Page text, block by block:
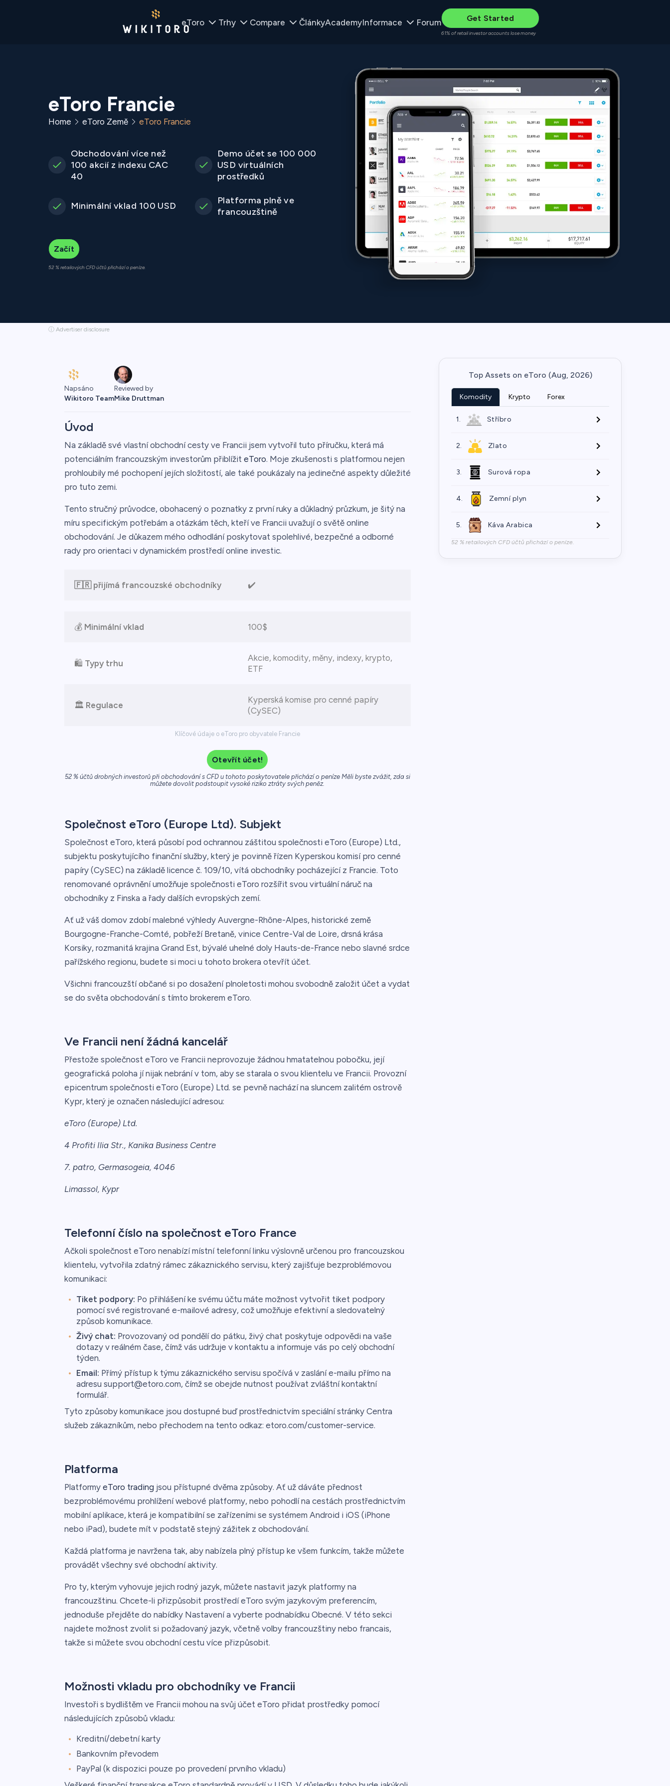
eToro Trhy Compare ČlánkyAcademyInformace Forum Get Started
61% of retail investor accounts lose money
eToro Francie
Home eToro Země eToro Francie
Obchodování více než
100 akcií z indexu CAC
40
Demo účet se 100 000
USD virtuálních
prostředků
Minimální vklad 100 USD
Platforma plně ve
francouzštině
Začít
52 % retailových CFD účtů přichází o peníze.
ⓘ Advertiser disclosure
Napsáno
Wikitoro Team
Reviewed by
Mike Druttman
Úvod
Na základě své vlastní obchodní cesty ve Francii jsem vytvořil tuto příručku, která má
potenciálním francouzským investorům přiblížit eToro. Moje zkušenosti s platformou nejen
prohloubily mé pochopení jejích složitostí, ale také poukázaly na jedinečné aspekty důležité
pro tuto zemi.
Tento stručný průvodce, obohacený o poznatky z první ruky a důkladný průzkum, je šitý na
míru specifickým potřebám a otázkám těch, kteří ve Francii uvažují o světě online
obchodování. Je důkazem mého odhodlání poskytovat spolehlivé, bezpečné a odborné
rady pro orientaci v dynamickém prostředí online investic.
Klíčové údaje o eToro pro obyvatele Francie
🇫🇷 přijímá francouzské obchodníky ✔️
💰Minimální vklad 100$
🛍️ Typy trhu
Akcie, komodity, měny, indexy, krypto,
ETF
🏛️ Regulace
Kyperská komise pro cenné papíry
(CySEC)
Otevřít účet!
52 % účtů drobných investorů při obchodování s CFD u tohoto poskytovatele přichází o peníze Měli byste zvážit, zda si
můžete dovolit podstoupit vysoké riziko ztráty svých peněz.
Společnost eToro (Europe Ltd). Subjekt
Společnost eToro, která působí pod ochrannou záštitou společnosti eToro (Europe) Ltd.,
subjektu poskytujícího finanční služby, který je povinně řízen Kyperskou komisí pro cenné
papíry (CySEC) na základě licence č. 109/10, vítá obchodníky pocházející z Francie. Toto
renomované oprávnění umožňuje společnosti eToro rozšířit svou virtuální náruč na
obchodníky z Finska a řady dalších evropských zemí.
Ať už váš domov zdobí malebné výhledy Auvergne-Rhône-Alpes, historické země
Bourgogne-Franche-Comté, pobřeží Bretaně, vinice Centre-Val de Loire, drsná krása
Korsiky, rozmanitá krajina Grand Est, bývalé uhelné doly Hauts-de-France nebo slavné srdce
pařížského regionu, budete si moci u tohoto brokera otevřít účet.
Všichni francouzští občané si po dosažení plnoletosti mohou svobodně založit účet a vydat
se do světa obchodování s tímto brokerem eToro.
Ve Francii není žádná kancelář
Přestože společnost eToro ve Francii neprovozuje žádnou hmatatelnou pobočku, její
geografická poloha jí nijak nebrání v tom, aby se starala o svou klientelu ve Francii. Provozní
epicentrum společnosti eToro (Europe) Ltd. se pevně nachází na sluncem zalitém ostrově
Kypr, který je označen následující adresou:
eToro (Europe) Ltd.
4 Profiti Ilia Str., Kanika Business Centre
7. patro, Germasogeia, 4046
Limassol, Kypr
Telefonní číslo na společnost eToro France
Ačkoli společnost eToro nenabízí místní telefonní linku výslovně určenou pro francouzskou
klientelu, vytvořila zdatný rámec zákaznického servisu, který zajišťuje bezproblémovou
komunikaci:
Tiket podpory: Po přihlášení ke svému účtu máte možnost vytvořit tiket podpory
pomocí své registrované e-mailové adresy, což umožňuje efektivní a sledovatelný
způsob komunikace.
Živý chat: Provozovaný od pondělí do pátku, živý chat poskytuje odpovědi na vaše
dotazy v reálném čase, čímž vás udržuje v kontaktu a informuje vás po celý obchodní
týden.
Email: Přímý přístup k týmu zákaznického servisu spočívá v zaslání e-mailu přímo na
adresu support@etoro.com, čímž se obejde nutnost používat zvláštní kontaktní
formulář.
Tyto způsoby komunikace jsou dostupné buď prostřednictvím speciální stránky Centra
služeb zákazníkům, nebo přechodem na tento odkaz: etoro.com/customer-service.
Platforma
Platformy eToro trading jsou přístupné dvěma způsoby. Ať už dáváte přednost
bezproblémovému prohlížení webové platformy, nebo pohodlí na cestách prostřednictvím
mobilní aplikace, která je kompatibilní se zařízeními se systémem Android i iOS (iPhone
nebo iPad), budete mít v podstatě stejný zážitek z obchodování.
Každá platforma je navržena tak, aby nabízela plný přístup ke všem funkcím, takže můžete
provádět všechny své obchodní aktivity.
Pro ty, kterým vyhovuje jejich rodný jazyk, můžete nastavit jazyk platformy na
francouzštinu. Chcete-li přizpůsobit prostředí eToro svým jazykovým preferencím,
jednoduše přejděte do nabídky Nastavení a vyberte podnabídku Obecné. V této sekci
najdete možnost zvolit si požadovaný jazyk, včetně volby francouzštiny nebo francais,
takže si můžete svou obchodní cestu více přizpůsobit.
Možnosti vkladu pro obchodníky ve Francii
Investoři s bydlištěm ve Francii mohou na svůj účet eToro přidat prostředky pomocí
následujících způsobů vkladu:
Kreditní/debetní karty
Bankovním převodem
PayPal (k dispozici pouze po provedení prvního vkladu)
Top Assets on eToro (Aug, 2026)
Komodity Krypto Forex
1. Stříbro
2. Zlato
3. Surová ropa
4. Zemní plyn
5. Káva Arabica
52 % retailových CFD účtů přichází o peníze.